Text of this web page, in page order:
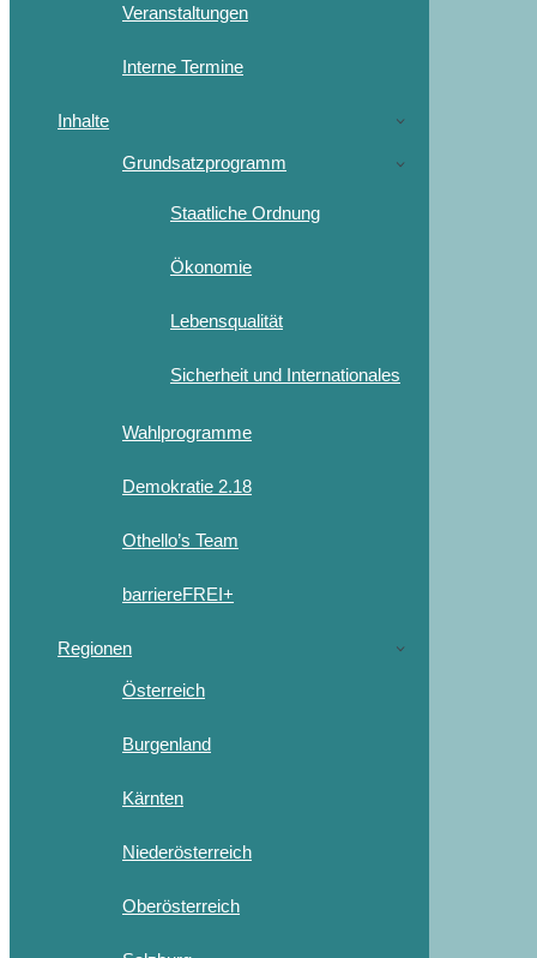
Veranstaltungen
Interne Termine
Inhalte
Grundsatzprogramm
Staatliche Ordnung
Ökonomie
Lebensqualität
Sicherheit und Internationales
Wahlprogramme
Demokratie 2.18
Othello’s Team
barriereFREI+
Regionen
Österreich
Burgenland
Kärnten
Niederösterreich
Oberösterreich